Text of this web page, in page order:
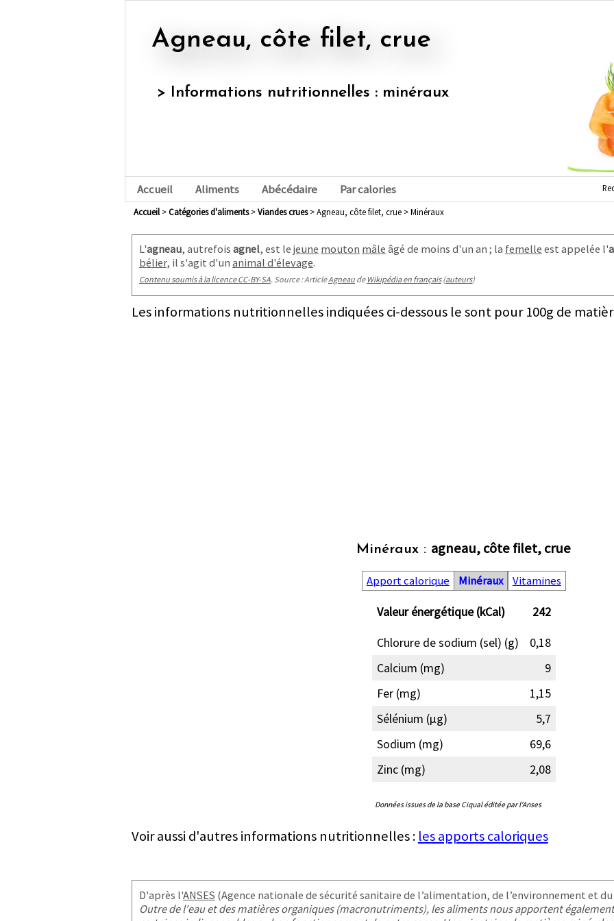
Agneau, côte filet, crue
> Informations nutritionnelles : minéraux
Accueil Aliments Abécédaire Par calories
Accueil> Catégories d'aliments> viandes crues> Agneau, côte filet, crue > Minéraux
L'agneau, autrefoisagnel, est lejeune mouton mâle âgé de moins d'un an ; la femelle est appelée l'
bélier, il s'agit d'unanimal d'élevage.
Contenu soumis à la licence CC-BY-SA. Source : ArticleAgneau de Wikipédia en français(auteurs)
Les informations nutritionnelles indiquées ci-dessous le sont pour 100g de
Minéraux : agneau, côte filet, crue
Apport calorique Minéraux Vitamines
Valeur énergétique (kCal)
242
Chlorure de sodium (sel) (g)
0,18
Calcium (mg)
9
Fer (mg)
1,15
Sélénium (µg)
5,7
Sodium (mg)
69,6
Zinc (mg)
2,08
Données issues de la base Ciqual éditée par l'Anses
Voir aussi d'autres informations nutritionnelles : les apports caloriques
D'après l'ANSES (Agence nationale de sécurité sanitaire de l’alimentation, de l’environnement et
Outre de l'eau et des matières organiques (macronutriments), les aliments nous apportent